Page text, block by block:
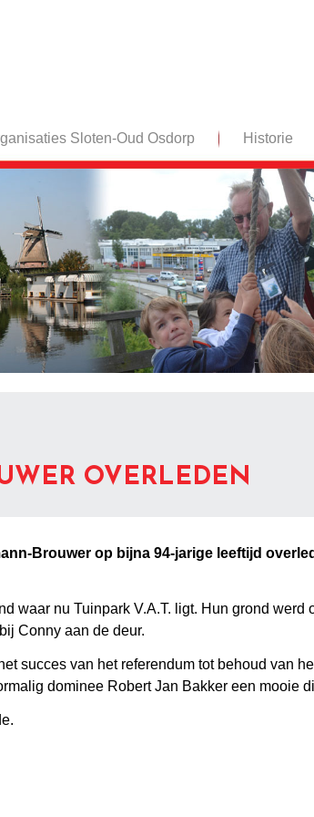
Sloten-Oud Osdorp Historie
OVERLEDEN
Brouwer op bijna 94-jarige leeftijd
waar nu Tuinpark V.A.T. ligt. Hun grond
Conny aan de deur.
succes van het referendum tot behoud van
dominee Robert Jan Bakker een mooie